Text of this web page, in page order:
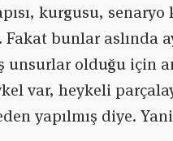
kurgusu,
bunlar aslında
unsurlar olduğu için
var, heykeli
yapılmış diye.